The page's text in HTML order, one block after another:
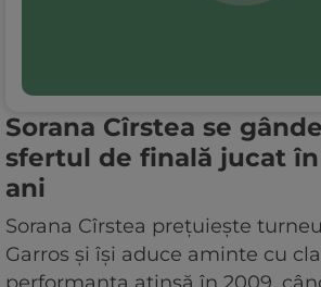
Sorana Cîrstea se
sfertul de finală jucat în
ani
Sorana Cîrstea prețuiește
Garros și își aduce aminte cu